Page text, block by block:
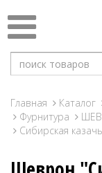
Главная Каталог
Фурнитура
Сибирская